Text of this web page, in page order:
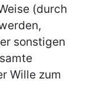
(durch
sonstigen
Wille zum